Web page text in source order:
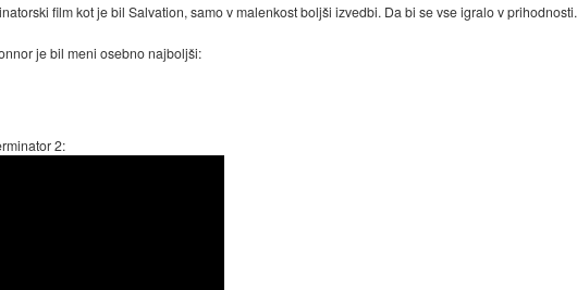
film kot je bil Salvation, samo v malenkost boljši izvedbi. Da bi se vse igralo v prihodnosti.
je bil meni osebno najboljši:
2: